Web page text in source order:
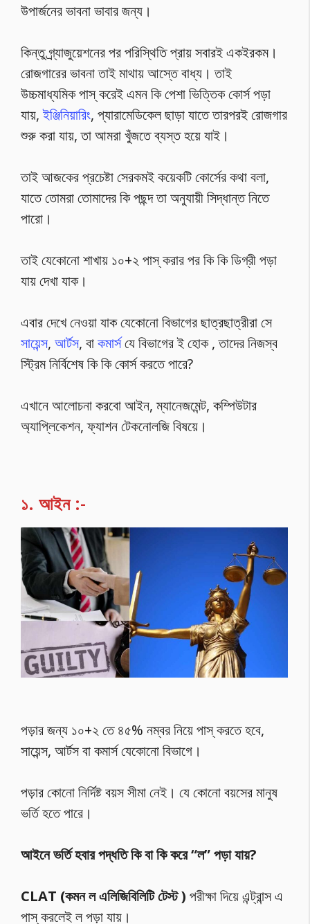
উপার্জনের ভাবনা ভাবার জন্য।
কিন্তু গ্র্যাজুয়েশনের পর পরিস্থিতি প্রায় সবারই একইরকম।
রোজগারের ভাবনা তাই মাথায় আস্তে বাধ্য। তাই
উচ্চমাধ্যমিক পাস্ করেই এমন কি পেশা ভিত্তিক কোর্স পড়া
যায়,ইঞ্জিনিয়ারিং, প্যারামেডিকেল ছাড়া যাতে তারপরই রোজগার
শুরু করা যায়, তা আমরা খুঁজতে ব্যস্ত হয়ে যাই।
তাই আজকের প্রচেষ্টা সেরকমই কয়েকটি কোর্সের কথা বলা,
যাতে তোমরা তোমাদের কি পছন্দ তা অনুযায়ী সিদ্ধান্ত নিতে
পারো।
তাই যেকোনো শাখায় ১০+২ পাস্ করার পর কি কি ডিগ্রী পড়া
যায় দেখা যাক।
এবার দেখে নেওয়া যাক যেকোনো বিভাগের ছাত্রছাত্রীরা সে
সায়েন্স, আর্টস, বাকমার্সযে বিভাগের ই হোক , তাদের নিজস্ব
স্ট্রিম নির্বিশেষ কি কি কোর্স করতে পারে?
এখানে আলোচনা করবো আইন, ম্যানেজমেন্ট, কম্পিউটার
অ্যাপ্লিকেশন, ফ্যাশন টেকনোলজি বিষয়ে।
১. আইন:-
পড়ার জন্য ১০+২ তে ৪৫% নম্বর নিয়ে পাস্ করতে হবে,
সায়েন্স, আর্টস বা কমার্স যেকোনো বিভাগে।
পড়ার কোনো নির্দিষ্ট বয়স সীমা নেই। যে কোনো বয়সের মানুষ
ভর্তি হতে পারে।
আইনে ভর্তি হবার পদ্ধতি কি বা কি করে “ল” পড়া যায়?
CLAT (কমন ল এলিজিবিলিটি টেস্ট ) পরীক্ষা দিয়ে এন্ট্রান্স এ
পাস্ করলেই ল পড়া যায়।